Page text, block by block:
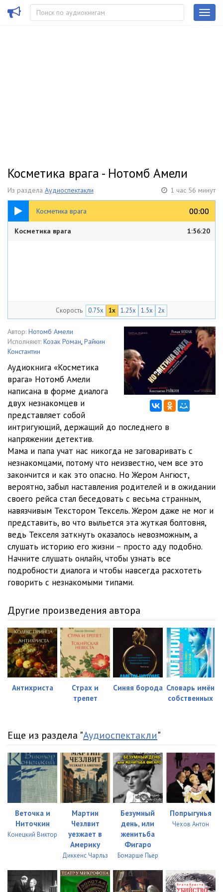
Косметика врага - Нотомб Амели
Из раздела Аудиоспектакли 1 час 56 минут
Косметика врага 00:00
00:00
1:56:20
Косметика врага 1:56:20
Скорость 0.75x 1x 1.25x 1.5x 2x
Автор: Нотомб Амели
Исполняют: Козак Роман, Райкин
Константин
Аудиокнига «Косметика
врага» Нотомб Амели
написана в форме диалога
двух незнакомцев и
представляет собой
интригующий, держащий до последнего в
напряжении детектив.
Мама и папа учат нас никогда не заговаривать с
незнакомцами, потому что неизвестно, чем все это
закончится и как это опасно. Но Жером Ангюст,
вероятно, забыл наставления родителей и в ожидании
своего рейса стал беседовать с весьма странным,
навязчивым Текстором Тексель. Жером даже не мог и
представить, во что выльется эта жуткая болтовня,
ведь Текселя заткнуть оказалось невозможным, а
слушать историю его жизни – просто аду подобно.
Начните слушать онлайн, чтобы узнать все
подробности диалога и чтобы навсегда расхотеть
говорить с незнакомыми типами.
Другие произведения автора
Антихриста
Страх и
трепет
Синяя борода Словарь имён
собственных
Еще из раздела "Аудиоспектакли"
Веточка и
Ниточкин
Конецкий Виктор
Мартин
Чезлвит
уезжает в
Америку
Диккенс Чарльз
Безумный
день, или
женитьба
Фигаро
Бомарше Пьер
Попрыгунья
Чехов Антон